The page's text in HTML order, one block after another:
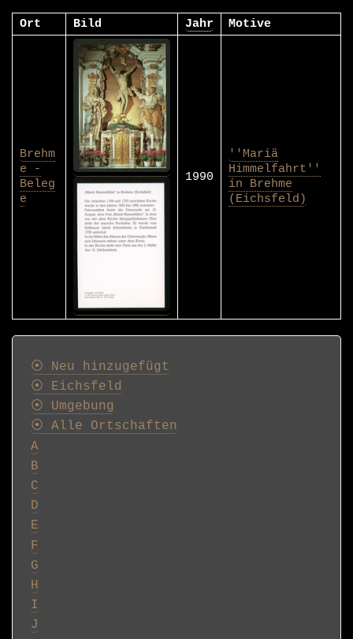
Ort Bild Jahr Motive
Brehm
e -
Beleg
e
1990
''Mariä
Himmelfahrt''
in Brehme
(Eichsfeld)
Postkarten
⦿ Neu hinzugefügt
⦿ Eichsfeld
⦿ Umgebung
⦿ Alle Ortschaften
A
B
C
D
E
F
G
H
I
J